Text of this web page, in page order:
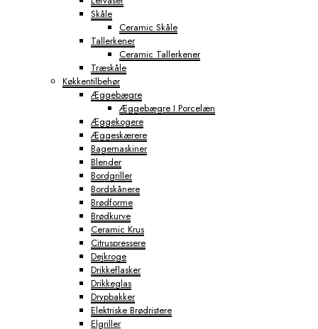
Skåle
Ceramic Skåle
Tallerkener
Ceramic Tallerkener
Træskåle
Køkkentilbehør
Æggebægre
Æggebægre I Porcelæn
Æggekogere
Æggeskærere
Bagemaskiner
Blender
Bordgriller
Bordskånere
Brødforme
Brødkurve
Ceramic Krus
Citruspressere
Dejkroge
Drikkeflasker
Drikkeglas
Drypbakker
Elektriske Brødristere
Elgriller